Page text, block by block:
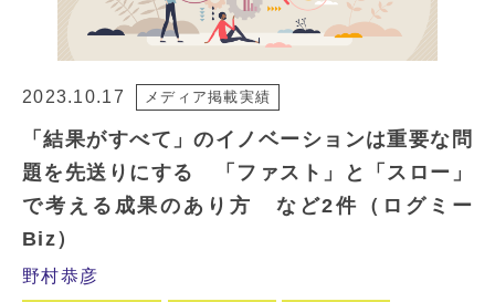
2023.10.17 メディア掲載実績
「結果がすべて」のイノベーションは重要な問
題を先送りにする 「ファスト」と「スロー」
で考える成果のあり方 など2件（ログミー
Biz）
野村恭彦